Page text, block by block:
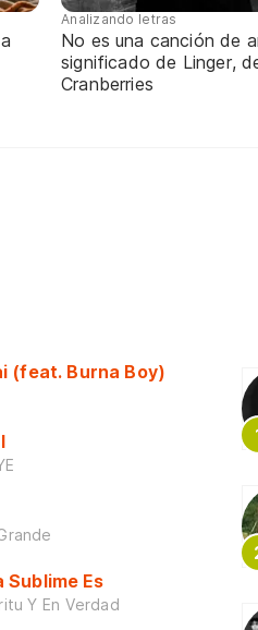
Analizando letras
No es una canción de
significado de Linger,
Cranberries
(feat. Burna Boy)
Sublime Es
Y En Verdad